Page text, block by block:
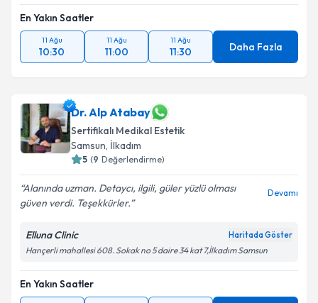
En Yakın Saatler
11 Ağu
10:30
11 Ağu
11:00
11 Ağu
11:30 Daha Fazla
Dr. Alp Atabay
Sertifikalı Medikal Estetik
Samsun, İlkadım
5 (9 Değerlendirme)
Alanında uzman. Detaycı, ilgili, güler yüzlü olması
güven verdi. Teşekkürler.
Devamı
Elluna Clinic Haritada Göster
Hançerli mahallesi 608. Sokak no 5 daire 34 kat 7,İlkadım Samsun
En Yakın Saatler